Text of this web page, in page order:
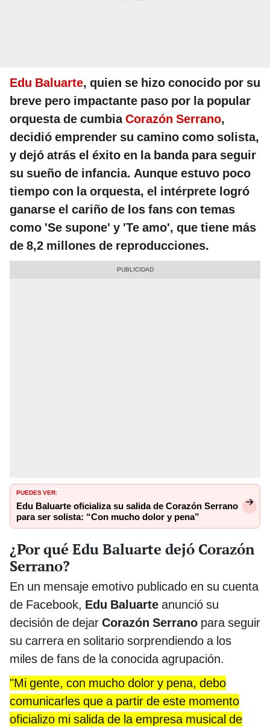
Edu Baluarte, quien se hizo conocido por su
breve pero impactante paso por la popular
orquesta de cumbiaCorazón Serrano,
decidió emprender su camino como solista,
y dejó atrás el éxito en la banda para seguir
su sueño de infancia. Aunque estuvo poco
tiempo con la orquesta, el intérprete logró
ganarse el cariño de los fans con temas
como 'Se supone' y 'Te amo', que tiene más
de 8,2 millones de reproducciones.
PUEDES VER:
Edu Baluarte oficializa su salida de Corazón Serrano
para ser solista: “Con mucho dolor y pena”
¿Por qué Edu Baluarte dejó Corazón
Serrano?
En un mensaje emotivo publicado en su cuenta
de Facebook, Edu Baluarte anunció su
decisión de dejar Corazón Serrano para seguir
su carrera en solitario sorprendiendo a los
miles de fans de la conocida agrupación.
"Mi gente, con mucho dolor y pena, debo
comunicarles que a partir de este momento
oficializo mi salida de la empresa musical de